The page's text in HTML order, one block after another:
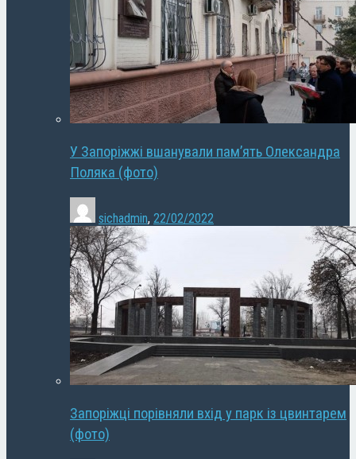
У Запоріжжі вшанували пам’ять Олександра
Поляка (фото)
sichadmin, 22/02/2022
Запоріжці порівняли вхід у парк із цвинтарем
(фото)